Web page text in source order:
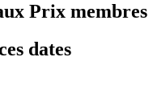
Prix membres
dates